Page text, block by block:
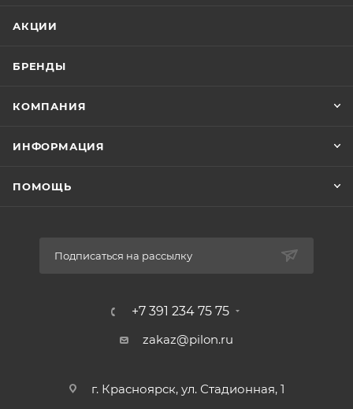
АКЦИИ
БРЕНДЫ
КОМПАНИЯ
ИНФОРМАЦИЯ
ПОМОЩЬ
Подписаться на рассылку
+7 391 234 75 75
zakaz@pilon.ru
г. Красноярск, ул. Стадионная, 1